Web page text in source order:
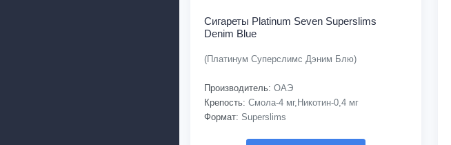
Сигареты Platinum Seven Superslims
Denim Blue
(Платинум Суперслимс Дэним Блю)
Производитель: ОАЭ
Крепость: Смола-4 мг,Никотин-0,4 мг
Формат: Superslims